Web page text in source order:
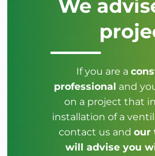
We
If you are a
professional and
on a project that
installation of a
contact us and our
will advise you